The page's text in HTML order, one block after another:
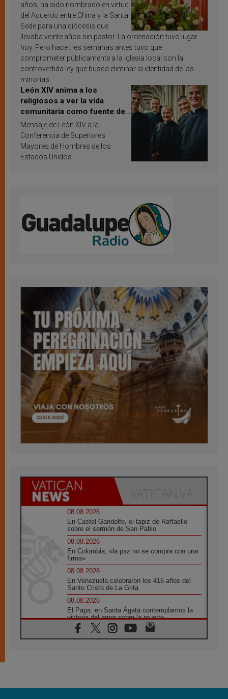
años, ha sido nombrado en virtud
del Acuerdo entre China y la Santa
Sede para una diócesis que
llevaba veinte años sin pastor. La ordenación tuvo lugar
hoy. Pero hace tres semanas antes tuvo que
comprometer públicamente a la Iglesia local con la
controvertida ley que busca eliminar la identidad de las
minorías.
León XIV anima a los
religiosos a ver la vida
comunitaria como fuente de
inspiración y santificación
Mensaje de León XIV a la
Conferencia de Superiores
Mayores de Hombres de los
Estados Unidos
08.08.2026
En Castel Gandolfo, el tapiz de Raffaello
sobre el sermón de San Pablo
08.08.2026
En Colombia, «la paz no se compra con una
firma»
08.08.2026
En Venezuela celebraron los 416 años del
Santo Cristo de La Grita
08.08.2026
El Papa: en Santa Ágata contemplamos la
victoria del amor sobre la muerte
08.08.2026
León XIV visitará el Santuario de la Madre
07.08.2026